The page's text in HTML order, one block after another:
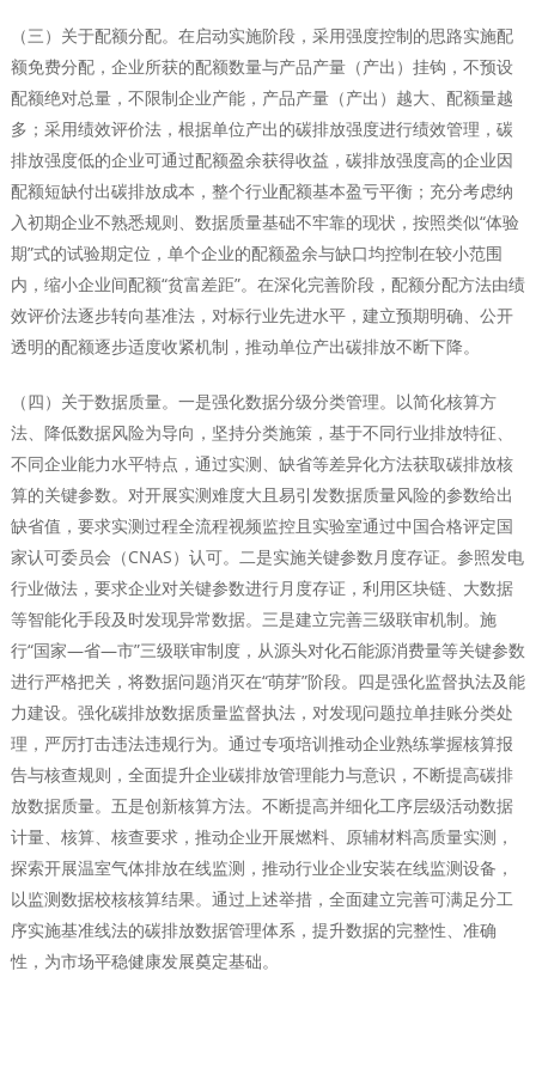
（三）关于配额分配。在启动实施阶段，采用强度控制的思路实施配
额免费分配，企业所获的配额数量与产品产量（产出）挂钩，不预设
配额绝对总量，不限制企业产能，产品产量（产出）越大、配额量越
多；采用绩效评价法，根据单位产出的碳排放强度进行绩效管理，碳
排放强度低的企业可通过配额盈余获得收益，碳排放强度高的企业因
配额短缺付出碳排放成本，整个行业配额基本盈亏平衡；充分考虑纳
入初期企业不熟悉规则、数据质量基础不牢靠的现状，按照类似“体验
期”式的试验期定位，单个企业的配额盈余与缺口均控制在较小范围
内，缩小企业间配额“贫富差距”。在深化完善阶段，配额分配方法由绩
效评价法逐步转向基准法，对标行业先进水平，建立预期明确、公开
透明的配额逐步适度收紧机制，推动单位产出碳排放不断下降。
（四）关于数据质量。一是强化数据分级分类管理。以简化核算方
法、降低数据风险为导向，坚持分类施策，基于不同行业排放特征、
不同企业能力水平特点，通过实测、缺省等差异化方法获取碳排放核
算的关键参数。对开展实测难度大且易引发数据质量风险的参数给出
缺省值，要求实测过程全流程视频监控且实验室通过中国合格评定国
家认可委员会（CNAS）认可。二是实施关键参数月度存证。参照发电
行业做法，要求企业对关键参数进行月度存证，利用区块链、大数据
等智能化手段及时发现异常数据。三是建立完善三级联审机制。施
行“国家—省—市”三级联审制度，从源头对化石能源消费量等关键参数
进行严格把关，将数据问题消灭在“萌芽”阶段。四是强化监督执法及能
力建设。强化碳排放数据质量监督执法，对发现问题拉单挂账分类处
理，严厉打击违法违规行为。通过专项培训推动企业熟练掌握核算报
告与核查规则，全面提升企业碳排放管理能力与意识，不断提高碳排
放数据质量。五是创新核算方法。不断提高并细化工序层级活动数据
计量、核算、核查要求，推动企业开展燃料、原辅材料高质量实测，
探索开展温室气体排放在线监测，推动行业企业安装在线监测设备，
以监测数据校核核算结果。通过上述举措，全面建立完善可满足分工
序实施基准线法的碳排放数据管理体系，提升数据的完整性、准确
性，为市场平稳健康发展奠定基础。